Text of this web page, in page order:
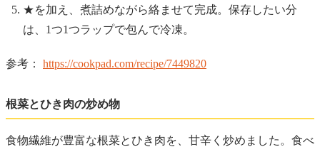
★を加え、煮詰めながら絡ませて完成。保存したい分
は、1つ1つラップで包んで冷凍。
参考： https://cookpad.com/recipe/7449820
根菜とひき肉の炒め物
食物繊維が豊富な根菜とひき肉を、甘辛く炒めました。食べ